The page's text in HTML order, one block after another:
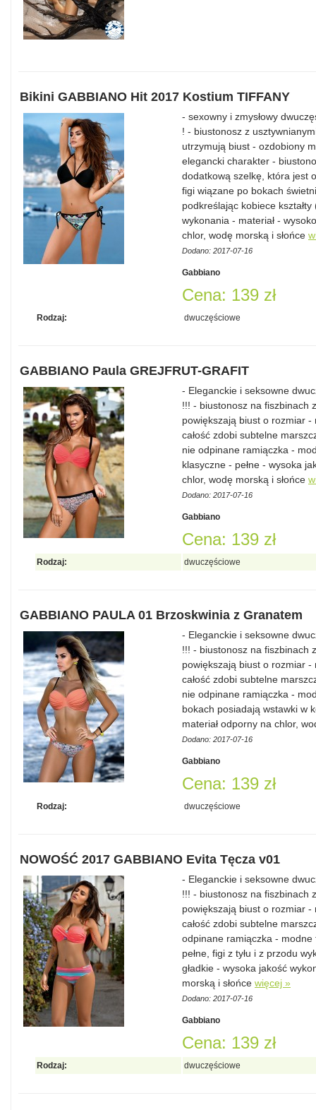
Bikini GABBIANO Hit 2017 Kostium TIFFANY
- sexowny i zmysłowy
! - biustonosz z
utrzymują biust - ozdobiony
elegancki charakter -
dodatkową szelkę, która jest
figi wiązane po bokach
podkreślając kobiece
wykonania - materiał -
chlor, wodę morską i słońce
Dodano: 2017-07-16
Gabbiano
Cena: 139 zł
Rodzaj: dwuczęściowe
GABBIANO Paula GREJFRUT-GRAFIT
- Eleganckie i seksowne
!!! - biustonosz na fiszbinach
powiększają biust o rozmiar -
całość zdobi subtelne
nie odpinane ramiączka -
klasyczne - pełne - wysoka
chlor, wodę morską i słońce
Dodano: 2017-07-16
Gabbiano
Cena: 139 zł
Rodzaj: dwuczęściowe
GABBIANO PAULA 01 Brzoskwinia z Granatem
- Eleganckie i seksowne
!!! - biustonosz na fiszbinach
powiększają biust o rozmiar -
całość zdobi subtelne
nie odpinane ramiączka -
bokach posiadają wstawki w
materiał odporny na chlor,
Dodano: 2017-07-16
Gabbiano
Cena: 139 zł
Rodzaj: dwuczęściowe
NOWOŚĆ 2017 GABBIANO Evita Tęcza v01
- Eleganckie i seksowne
!!! - biustonosz na fiszbinach
powiększają biust o rozmiar -
całość zdobi subtelne
odpinane ramiączka -
pełne, figi z tyłu i z przodu
gładkie - wysoka jakość
morską i słońce więcej »
Dodano: 2017-07-16
Gabbiano
Cena: 139 zł
Rodzaj: dwuczęściowe